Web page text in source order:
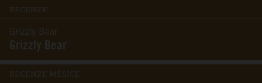
RECENZE
Grizzly Bear
Grizzly Bear
RECENZE MĚSÍCE